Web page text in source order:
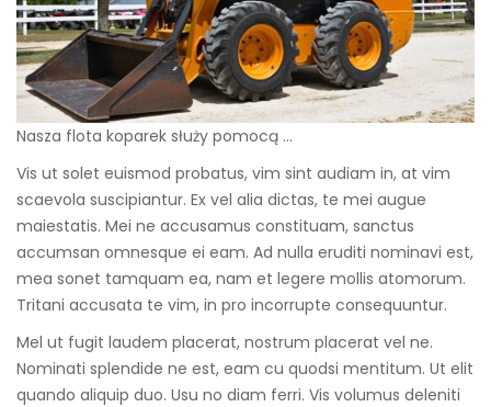
Nasza flota koparek służy pomocą …
Vis ut solet euismod probatus, vim sint audiam in, at vim
scaevola suscipiantur. Ex vel alia dictas, te mei augue
maiestatis. Mei ne accusamus constituam, sanctus
accumsan omnesque ei eam. Ad nulla eruditi nominavi est,
mea sonet tamquam ea, nam et legere mollis atomorum.
Tritani accusata te vim, in pro incorrupte consequuntur.
Mel ut fugit laudem placerat, nostrum placerat vel ne.
Nominati splendide ne est, eam cu quodsi mentitum. Ut elit
quando aliquip duo. Usu no diam ferri. Vis volumus deleniti